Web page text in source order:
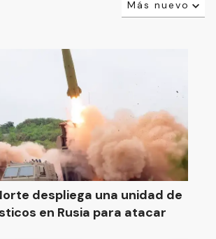
Más nuevo
despliega una unidad de
en Rusia para atacar